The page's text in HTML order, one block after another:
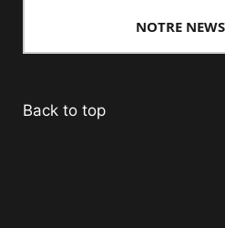
NOTRE
Back to top